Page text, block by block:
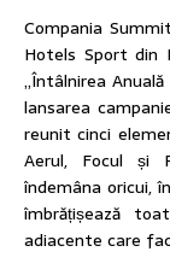
Compania
Hotels Sport din
„Întâlnirea
lansarea
reunit cinci
Aerul, Focul și
îndemâna oricui,
îmbrățișează
adiacente care